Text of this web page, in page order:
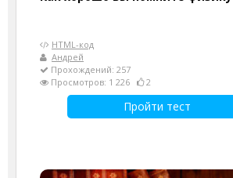
HTML-код
Андрей
Прохождений: 257
Просмотров: 1 226
2
Пройти тест